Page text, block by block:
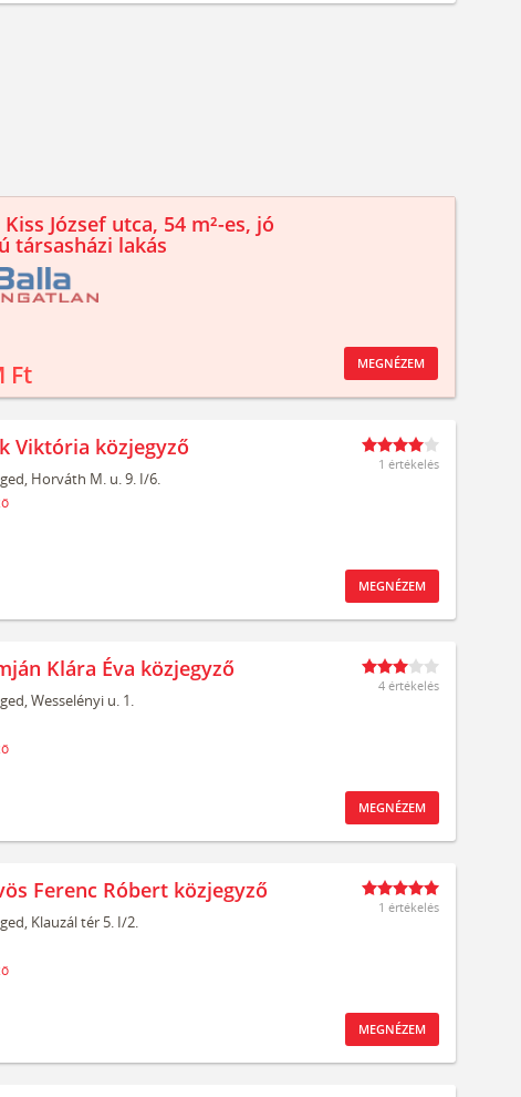
József utca, 54 m²-es, jó
társasházi lakás
Ft MEGNÉZEM
Viktória közjegyző
Horváth M. u. 9. I/6.
1 értékelés
MEGNÉZEM
Klára Éva közjegyző
Wesselényi u. 1.
4 értékelés
MEGNÉZEM
Ferenc Róbert közjegyző
Klauzál tér 5. I/2.
1 értékelés
MEGNÉZEM